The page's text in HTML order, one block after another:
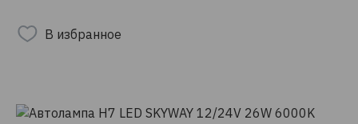
В избранное